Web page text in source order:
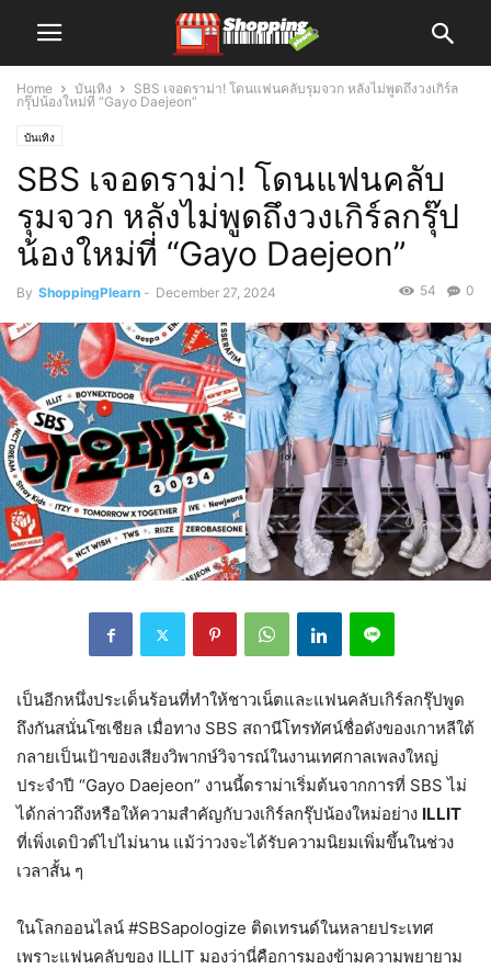
Home บันเทิง
SBS เจอดราม่า! โดนแฟนคลับรุมจวก หลังไม่พูดถึงวงเกิร์ล
กรุ๊ปน้องใหม่ที่ “Gayo Daejeon”
บันเทิง
SBS เจอดราม่า! โดนแฟนคลับ
รุมจวก หลังไม่พูดถึงวงเกิร์ลกรุ๊ป
น้องใหม่ที่ “Gayo Daejeon”
By ShoppingPlearn - December 27, 2024 0
54
เป็นอีกหนึ่งประเด็นร้อนที่ทำให้ชาวเน็ตและแฟนคลับเกิร์ลกรุ๊ปพูด
ถึงกันสนั่นโซเชียล เมื่อทาง SBS สถานีโทรทัศน์ชื่อดังของเกาหลีใต้
กลายเป็นเป้าของเสียงวิพากษ์วิจารณ์ในงานเทศกาลเพลงใหญ่
ประจำปี “Gayo Daejeon” งานนี้ดราม่าเริ่มต้นจากการที่ SBS ไม่
ได้กล่าวถึงหรือให้ความสำคัญกับวงเกิร์ลกรุ๊ปน้องใหม่อย่าง ILLIT
ที่เพิ่งเดบิวต์ไปไม่นาน แม้ว่าวงจะได้รับความนิยมเพิ่มขึ้นในช่วง
เวลาสั้น ๆ
ในโลกออนไลน์ #SBSapologize ติดเทรนด์ในหลายประเทศ
เพราะแฟนคลับของ ILLIT มองว่านี่คือการมองข้ามความพยายาม